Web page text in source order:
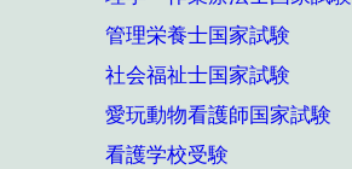
管理栄養士国家試験
社会福祉士国家試験
愛玩動物看護師国家試験
看護学校受験